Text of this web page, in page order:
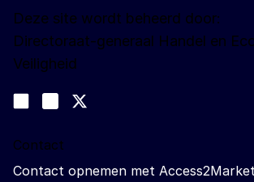
Deze site wordt beheerd door:
Directoraat-generaal Handel en
Veiligheid
Join us on LinkedIn
Trade-Off podcast
Contact
Contact opnemen met